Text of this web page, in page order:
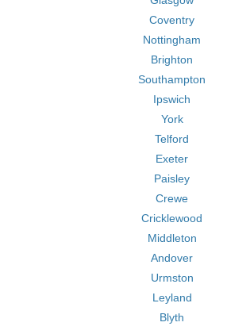
Coventry
Nottingham
Brighton
Southampton
Ipswich
York
Telford
Exeter
Paisley
Crewe
Cricklewood
Middleton
Andover
Urmston
Leyland
Blyth